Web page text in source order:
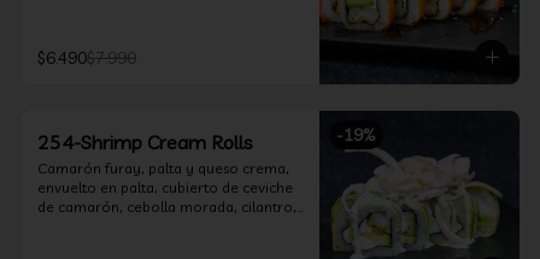
$6.490$7.990
-19%
254-Shrimp Cream Rolls
Camarón furay, palta y queso crema,
envuelto en palta, cubierto de ceviche
de camarón, cebolla morada, cilantro,